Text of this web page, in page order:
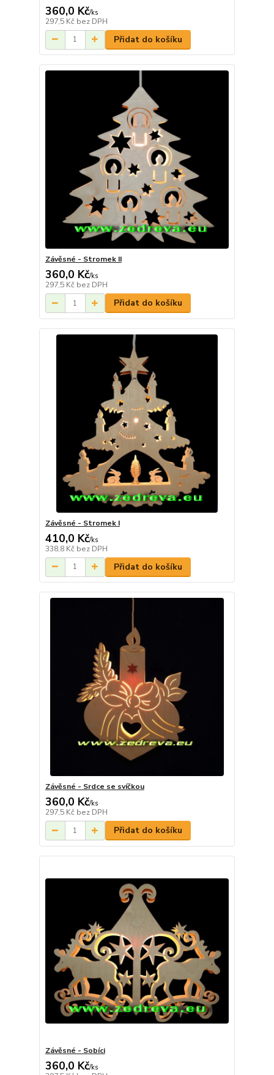
360,0 Kč/ks
297,5 Kč bez DPH
Přidat do košíku
Závěsné - Stromek II
360,0 Kč/ks
297,5 Kč bez DPH
Přidat do košíku
Závěsné - Stromek I
410,0 Kč/ks
338,8 Kč bez DPH
Přidat do košíku
Závěsné - Srdce se svíčkou
360,0 Kč/ks
297,5 Kč bez DPH
Přidat do košíku
Závěsné - Sobíci
360,0 Kč/ks